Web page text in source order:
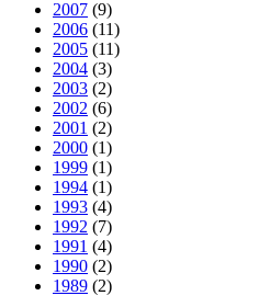
2007 (9)
2006 (11)
2005 (11)
2004 (3)
2003 (2)
2002 (6)
2001 (2)
2000 (1)
1999 (1)
1994 (1)
1993 (4)
1992 (7)
1991 (4)
1990 (2)
1989 (2)